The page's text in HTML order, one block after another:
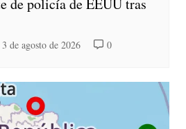
de policía de EEUU tras
3 de agosto de 2026 0